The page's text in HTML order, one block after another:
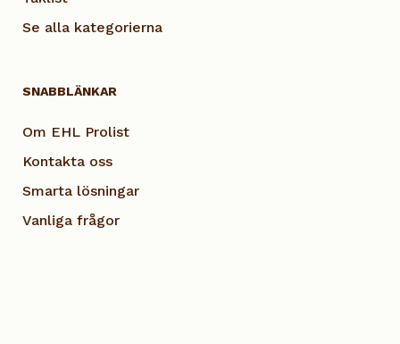
Se alla kategorierna
SNABBLÄNKAR
Om EHL Prolist
Kontakta oss
Smarta lösningar
Vanliga frågor